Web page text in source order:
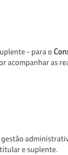
- para o
acompanhar as
e suplente.